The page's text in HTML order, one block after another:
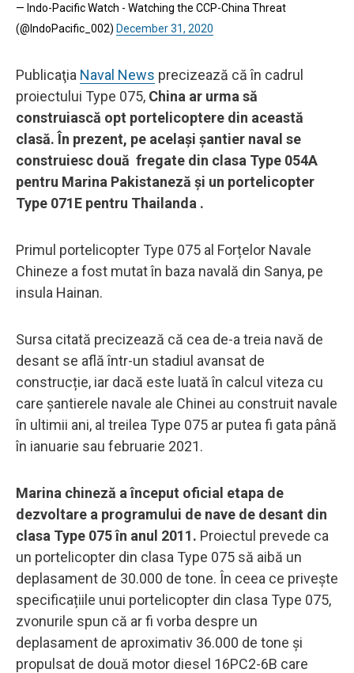
— Indo-Pacific Watch - Watching the CCP-China Threat
(@IndoPacific_002) December 31, 2020
Publicaţia Naval News precizează că în cadrul
proiectului Type 075, China ar urma să
construiască opt portelicoptere din această
clasă. În prezent, pe acelaşi şantier naval se
construiesc două fregate din clasa Type 054A
pentru Marina Pakistaneză și un portelicopter
Type 071E pentru Thailanda .
Primul portelicopter Type 075 al Forțelor Navale
Chineze a fost mutat în baza navală din Sanya, pe
insula Hainan.
Sursa citată precizează că cea de-a treia navă de
desant se află într-un stadiul avansat de
construcție, iar dacă este luată în calcul viteza cu
care şantierele navale ale Chinei au construit navale
în ultimii ani, al treilea Type 075 ar putea fi gata până
în ianuarie sau februarie 2021.
Marina chineză a început oficial etapa de
dezvoltare a programului de nave de desant din
clasa Type 075 în anul 2011. Proiectul prevede ca
un portelicopter din clasa Type 075 să aibă un
deplasament de 30.000 de tone. În ceea ce privește
specificațiile unui portelicopter din clasa Type 075,
zvonurile spun că ar fi vorba despre un
deplasament de aproximativ 36.000 de tone şi
propulsat de două motor diesel 16PC2-6B care